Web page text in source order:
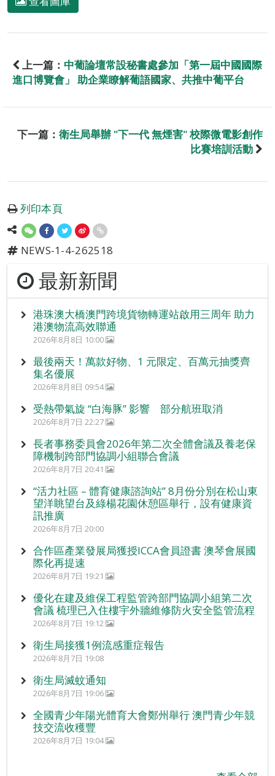
上一篇： 中葡論壇常設秘書處參加「第一屆中國國際
進口博覽會」 助企業瞭解葡語國家、共推中葡平台
下一篇： 衛生局舉辦 "下一代 無煙害" 校際微電影創作
比賽培訓活動
列印本頁
NEWS-1-4-262518
最新新聞
港珠澳大橋澳門跨境貨物轉運站啟用三周年 助力
港澳物流高效聯通
2026年8月8日 10:00
最後兩天！萬款好物、1 元限定、百萬元抽獎齊
集名優展
2026年8月8日 09:54
受熱帶氣旋 “白海豚” 影響 部分航班取消
2026年8月7日 22:27
長者事務委員會2026年第二次全體會議及養老保
障機制跨部門協調小組聯合會議
2026年8月7日 20:41
“活力社區 – 體育健康諮詢站” 8月份分別在松山東
望洋眺望台及綠楊花園休憩區舉行，設有健康資
訊推廣
2026年8月7日 20:00
合作區產業發展局獲授ICCA會員證書 澳琴會展國
際化再提速
2026年8月7日 19:21
優化在建及維保工程監管跨部門協調小組第二次
會議 梳理已入住樓宇外牆維修防火安全監管流程
2026年8月7日 19:12
衛生局接獲1例流感重症報告
2026年8月7日 19:08
衛生局滅蚊通知
2026年8月7日 19:06
全國青少年陽光體育大會鄭州舉行 澳門青少年競
技交流收穫豐
2026年8月7日 19:04